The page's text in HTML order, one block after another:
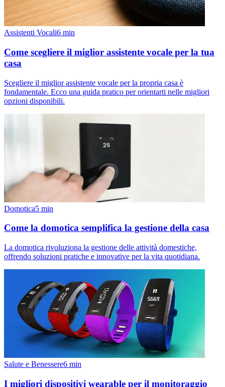
Assistenti Vocali6 min
Come scegliere il miglior assistente vocale per la tua
casa
Scegliere il miglior assistente vocale per la propria casa è
fondamentale. Ecco una guida pratico per orientarti nelle migliori
opzioni disponibili.
Domotica5 min
Come la domotica semplifica la gestione della casa
La domotica rivoluziona la gestione delle attività domestiche,
offrendo soluzioni pratiche e innovative per la vita quotidiana.
Salute e Benessere6 min
I migliori dispositivi wearable per il monitoraggio